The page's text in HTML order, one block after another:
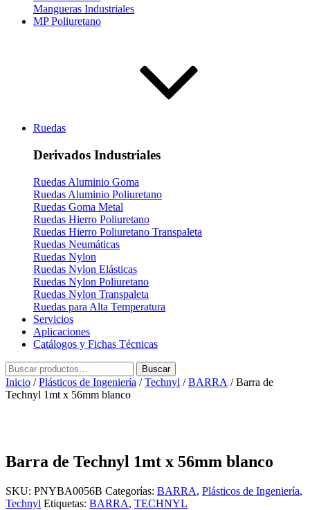
Mangueras Industriales
MP Poliuretano
Ruedas
Derivados Industriales
Ruedas Aluminio Goma
Ruedas Aluminio Poliuretano
Ruedas Goma Metal
Ruedas Hierro Poliuretano
Ruedas Hierro Poliuretano Transpaleta
Ruedas Neumáticas
Ruedas Nylon
Ruedas Nylon Elásticas
Ruedas Nylon Poliuretano
Ruedas Nylon Transpaleta
Ruedas para Alta Temperatura
Servicios
Aplicaciones
Catálogos y Fichas Técnicas
Buscar
por:
Buscar
Inicio /Plásticos de Ingeniería /Technyl /BARRA / Barra de
Technyl 1mt x 56mm blanco
Barra de Technyl 1mt x 56mm blanco
SKU: PNYBA0056B Categorías: BARRA, Plásticos de Ingeniería,
Technyl Etiquetas: BARRA, TECHNYL